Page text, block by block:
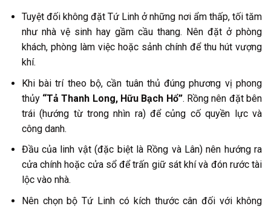
Tuyệt đối không đặt Tứ Linh ở những nơi ẩm thấp, tối tăm
như nhà vệ sinh hay gầm cầu thang. Nên đặt ở phòng
khách, phòng làm việc hoặc sảnh chính để thu hút vượng
khí.
Khi bài trí theo bộ, cần tuân thủ đúng phương vị phong
thủy“Tả Thanh Long, Hữu Bạch Hổ”. Rồng nên đặt bên
trái (hướng từ trong nhìn ra) để củng cố quyền lực và
công danh.
Đầu của linh vật (đặc biệt là Rồng và Lân) nên hướng ra
cửa chính hoặc cửa sổ để trấn giữ sát khí và đón rước tài
lộc vào nhà.
Nên chọn bộ Tứ Linh có kích thước cân đối với không